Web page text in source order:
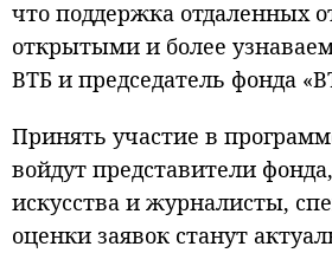
что поддержка отдаленных
открытыми и более
ВТБ и председатель фонда
Принять участие в
войдут представители
искусства и журналисты,
оценки заявок станут